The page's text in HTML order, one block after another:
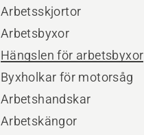
Arbetsskjortor
Arbetsbyxor
Hängslen för arbetsbyxor
Byxholkar för motorsåg
Arbetshandskar
Arbetskängor